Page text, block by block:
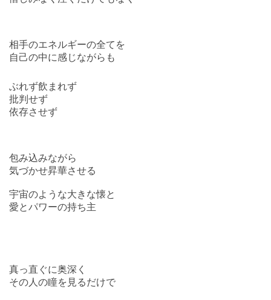
相手のエネルギーの全てを
自己の中に感じながらも
ぶれず飲まれず
批判せず
依存させず
包み込みながら
気づかせ昇華させる
宇宙のような大きな懐と
愛とパワーの持ち主
真っ直ぐに奥深く
その人の瞳を見るだけで